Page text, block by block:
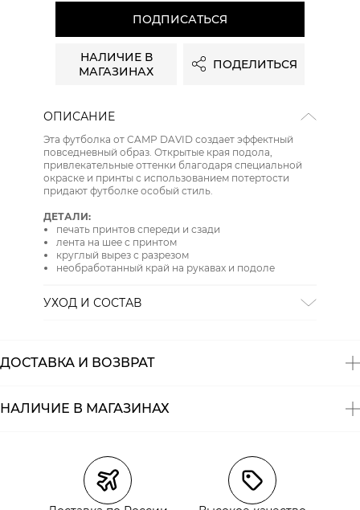
ПОДПИСАТЬСЯ
НАЛИЧИЕ В
МАГАЗИНАХ
ПОДЕЛИТЬСЯ
ОПИСАНИЕ
Эта футболка от CAMP DAVID создает эффектный
повседневный образ. Открытые края подола,
привлекательные оттенки благодаря специальной
окраске и принты с использованием потертости
придают футболке особый стиль.
ДЕТАЛИ:
печать принтов спереди и сзади
лента на шее с принтом
круглый вырез с разрезом
необработанный край на рукавах и подоле
УХОД И СОСТАВ
ДОСТАВКА И ВОЗВРАТ
Курьерская доставка СДЭК
Самовывоз из пункта выдачи СДЭК
НАЛИЧИЕ В МАГАЗИНАХ